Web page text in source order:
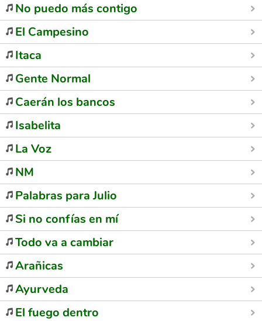
No puedo más contigo
El Campesino
Itaca
Gente Normal
Caerán los bancos
Isabelita
La Voz
NM
Palabras para Julio
Si no confías en mí
Todo va a cambiar
Arañicas
Ayurveda
El fuego dentro